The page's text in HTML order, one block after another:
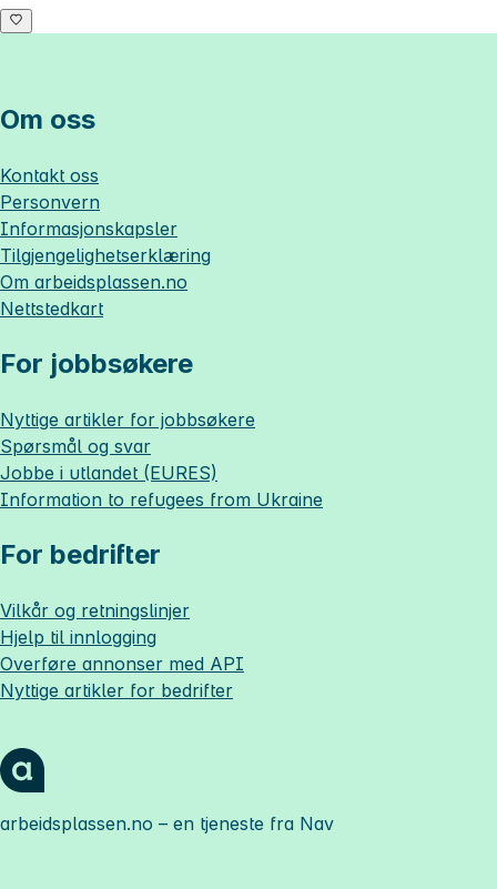
Om oss
Kontakt oss
Personvern
Informasjonskapsler
Tilgjengelighetserklæring
Om arbeidsplassen.no
Nettstedkart
For jobbsøkere
Nyttige artikler for jobbsøkere
Spørsmål og svar
Jobbe i utlandet (EURES)
Information to refugees from Ukraine
For bedrifter
Vilkår og retningslinjer
Hjelp til innlogging
Overføre annonser med API
Nyttige artikler for bedrifter
arbeidsplassen.no – en tjeneste fra Nav